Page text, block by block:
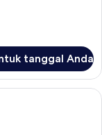
tanggal Anda
1 Tempat Tidur King |